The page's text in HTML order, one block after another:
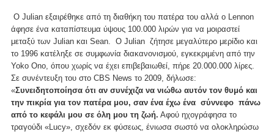
Ο Julian εξαιρέθηκε από τη διαθήκη του πατέρα του αλλά ο Lennon
άφησε ένα καταπίστευμα ύψους 100.000 λιρών για να μοιραστεί
μεταξύ των Julian και Sean. Ο Julian ζήτησε μεγαλύτερο μερίδιο και
το 1996 κατέληξε σε συμφωνία διακανονισμού, εγκεκριμένη από την
Yoko Ono, όπου χωρίς να έχει επιβεβαιωθεί, πήρε 20.000.000 λίρες.
Σε συνέντευξη του στο CBS News το 2009, δήλωσε:
«Συνειδητοποίησα ότι αν συνέχιζα να νιώθω αυτόν τον θυμό και
την πικρία για τον πατέρα μου, σαν ένα έχω ένα σύννεφο πάνω
από το κεφάλι μου σε όλη μου τη ζωή. Αφού ηχογράφησα το
τραγούδι «Lucy», σχεδόν εκ φύσεως, ένιωσα σωστό να ολοκληρώσω